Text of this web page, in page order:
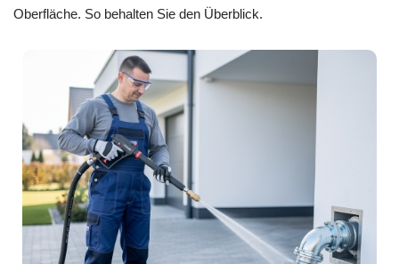
Oberfläche. So behalten Sie den Überblick.